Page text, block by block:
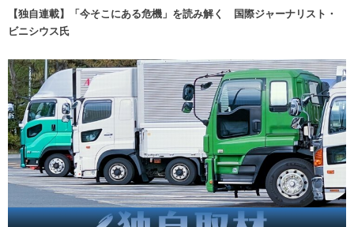
【独自連載】「今そこにある危機」を読み解く 国際ジャーナリスト・
ビニシウス氏